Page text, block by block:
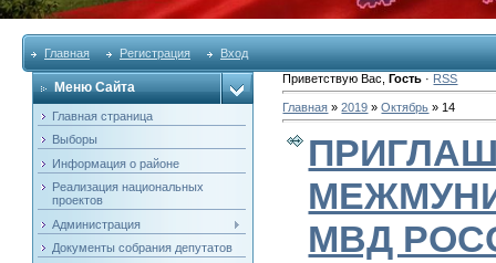
Главная Регистрация Вход
Меню Сайта
Главная страница
Выборы
Информация о районе
Реализация национальных
проектов
Администрация
Документы собрания депутатов
Приветствую Вас ,Гость · RSS
Главная »2019 » Октябрь » 14
МВД